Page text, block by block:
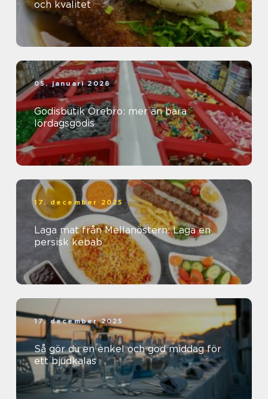
och kvalitet
05. januari 2026
Godisbutik Örebro: mer än bara
lördagsgodis
17. december 2025
Laga mat från Mellanöstern: Laga en
persisk kebab
17. december 2025
Så gör du en enkel och god middag för
ett bjudkalas